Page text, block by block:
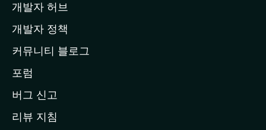
이
지
이
동
개발자 허브
개발자 정책
커뮤니티 블로그
포럼
버그 신고
리뷰 지침